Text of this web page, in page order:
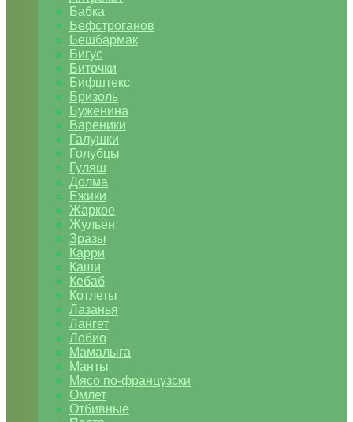
Бабка
Бефстроганов
Бешбармак
Бигус
Биточки
Бифштекс
Бризоль
Буженина
Вареники
Галушки
Голубцы
Гуляш
Долма
Ежики
Жаркое
Жульен
Зразы
Карри
Каши
Кебаб
Котлеты
Лазанья
Лангет
Лобио
Мамалыга
Манты
Мясо по-французски
Омлет
Отбивные